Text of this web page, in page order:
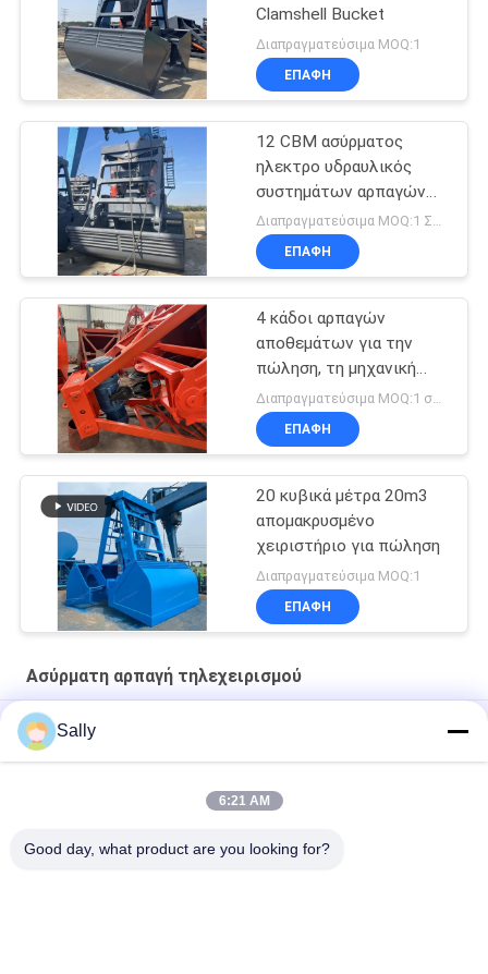
Clamshell Bucket
Διαπραγματεύσιμα MOQ:1
ΕΠΑΦΉ
12 CBM ασύρματος
ηλεκτρο υδραυλικός
συστημάτων αρπαγών
τηλεχειρισμού
Διαπραγματεύσιμα MOQ:1 ΣΥΝΟΛΟ
ΕΠΑΦΉ
4 κάδοι αρπαγών
αποθεμάτων για την
πώληση, τη μηχανική
αρπαγή και την
ηλεκτρουδραυλική
αρπαγή
Διαπραγματεύσιμα MOQ:1 σύνολο
ΕΠΑΦΉ
20 κυβικά μέτρα 20m3
απομακρυσμένο
χειριστήριο για πώληση
Διαπραγματεύσιμα MOQ:1
ΕΠΑΦΉ
Ασύρματη αρπαγή τηλεχειρισμού
αρπαγή ελέγχου 100m Radio Remote
4CBM σκάφος αρπαγών
14CBM Μία γραμμή Ραδιοφωνικό τηλεχειριστήριο Grab
Sally
6:21 AM
Good day, what product are you looking for?